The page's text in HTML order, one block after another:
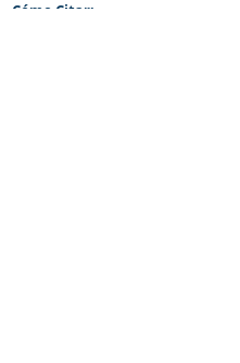
Cómo Citar: